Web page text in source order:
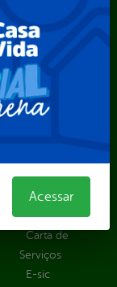
– SEMA
Gestão – SEPLAG
– SEMRI
– SEMUSP
de Serra
Outros
Serviços
Carta de
Serviços
E-sic
Acessar